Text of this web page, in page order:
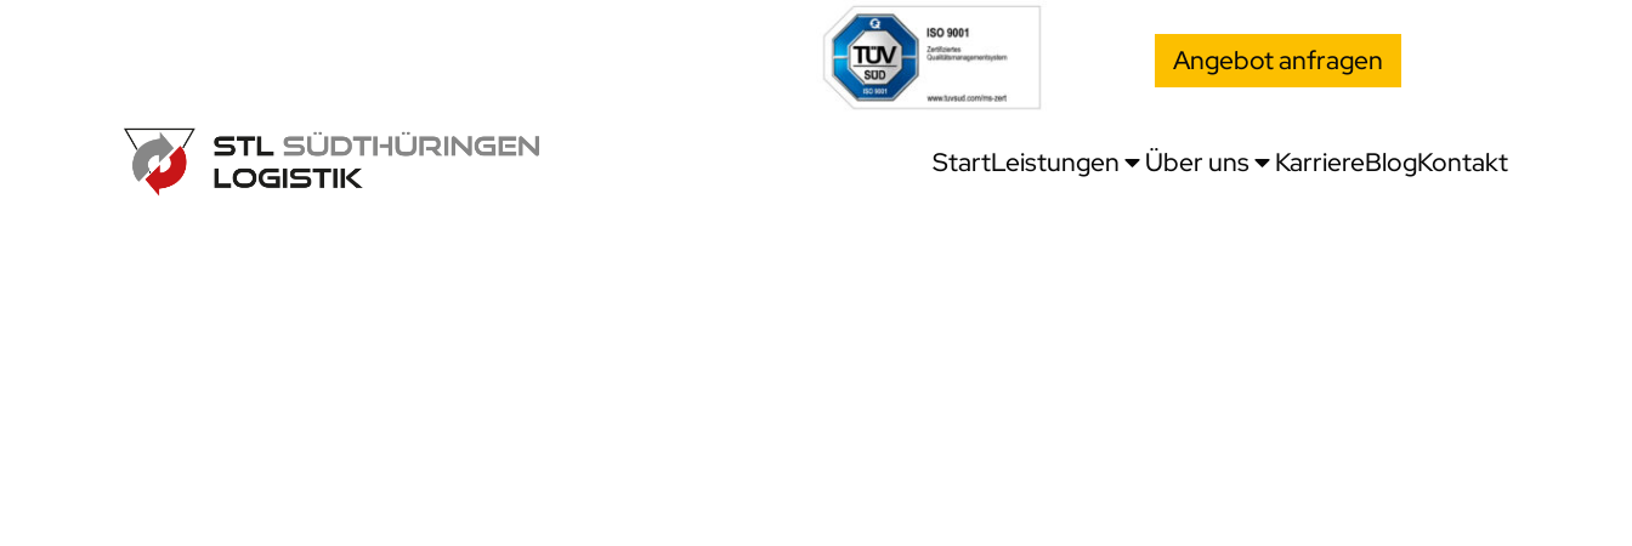
Angebot anfragen
StartLeistungen Über uns KarriereBlogKontakt